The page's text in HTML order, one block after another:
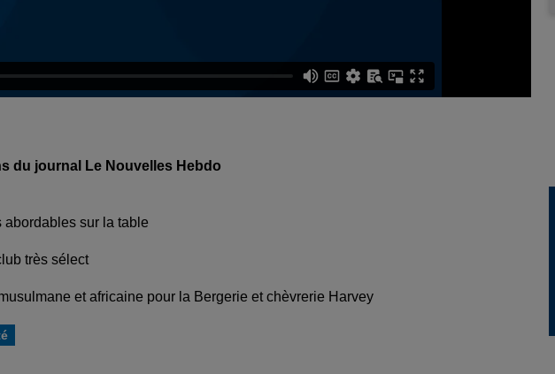
du journal Le Nouvelles Hebdo
sur la table
très sélect
et africaine pour la Bergerie et chèvrerie Harvey